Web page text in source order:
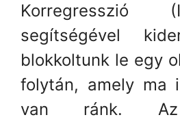
Korregresszió
segítségével
blokkoltunk le egy
folytán, amely ma
van ránk. Az